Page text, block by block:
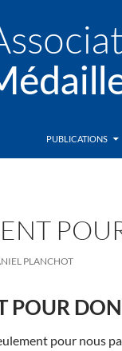
PUBLICATIONS
PLANCHOT
POUR
pour nous